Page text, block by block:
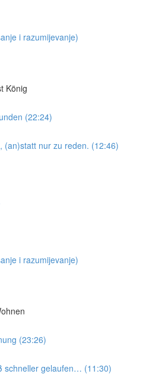
i razumijevanje)
König
(22:24)
(an)statt nur zu reden. (12:46)
i razumijevanje)
(23:26)
schneller gelaufen… (11:30)